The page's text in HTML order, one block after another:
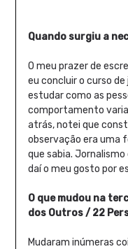
Quando surgiu a
O meu prazer de
eu concluir o curso
estudar como as
comportamento
atrás, notei que
observação era uma
que sabia.
daí o meu gosto por
O que mudou na
dos Outros / 22
Mudaram inúmeras